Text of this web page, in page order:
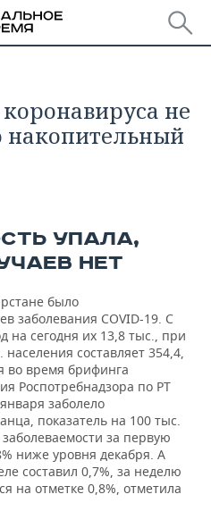
не
накопительный
УПАЛА,
НЕТ
было
заболевания COVID-19. С
на сегодня их 13,8 тыс., при
составляет 354,4,
во время брифинга
Роспотребнадзора по РТ
заболело
показатель на 100 тыс.
за первую
ниже уровня декабря. А
составил 0,7%, за неделю
на отметке 0,8%, отметила